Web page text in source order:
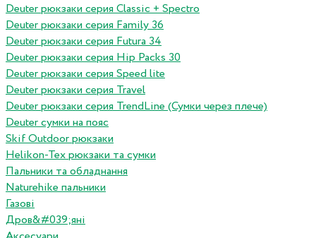
Deuter рюкзаки серия Classic + Spectro
Deuter рюкзаки серия Family 36
Deuter рюкзаки серия Futura 34
Deuter рюкзаки серия Hip Packs 30
Deuter рюкзаки серия Speed lite
Deuter рюкзаки серия Travel
Deuter рюкзаки серия TrendLine (Сумки через плече)
Deuter сумки на пояс
Skif Outdoor рюкзаки
Helikon-Tex рюкзаки та сумки
Пальники та обладнання
Naturehike пальники
Газові
Дров&#039;яні